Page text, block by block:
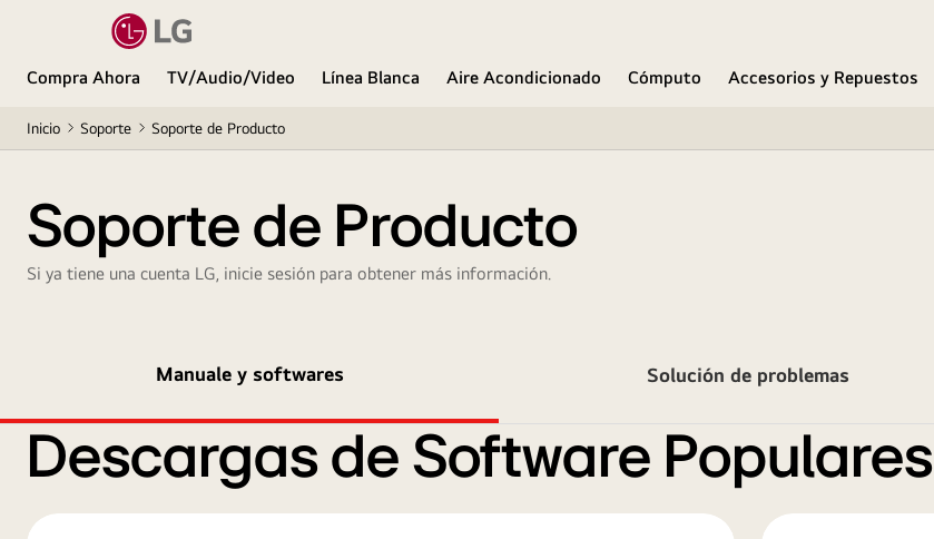
Compra Ahora TV/Audio/Video Línea Blanca Aire Acondicionado Cómputo Accesorios y Repuestos
Inicio Soporte Soporte de Producto
Soporte de Producto
Si ya tiene una cuenta LG, inicie sesión para obtener más información.
Manuale y softwares Solución de problemas
Descargas de Software Populares